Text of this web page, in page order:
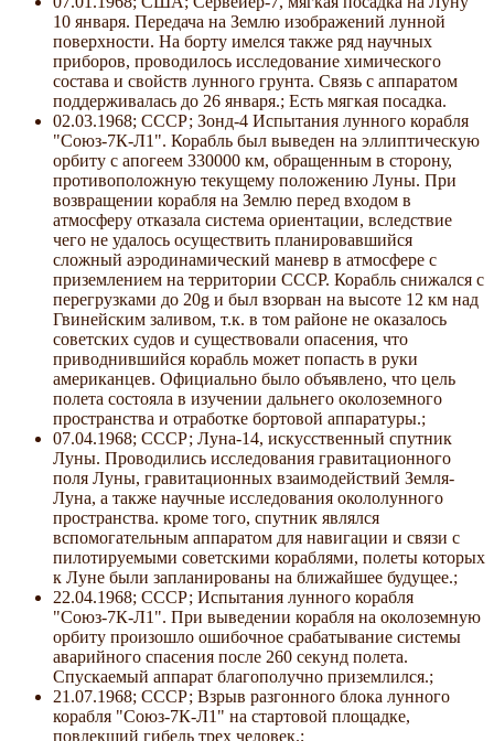
10 января. Передача на Землю изображений лунной
поверхности. На борту имелся также ряд научных
приборов, проводилось исследование химического
состава и свойств лунного грунта. Связь с аппаратом
поддерживалась до 26 января.; Есть мягкая посадка.
02.03.1968; СССР; Зонд-4 Испытания лунного корабля
"Союз-7К-Л1". Корабль был выведен на эллиптическую
орбиту с апогеем 330000 км, обращенным в сторону,
противоположную текущему положению Луны. При
возвращении корабля на Землю перед входом в
атмосферу отказала система ориентации, вследствие
чего не удалось осуществить планировавшийся
сложный аэродинамический маневр в атмосфере с
приземлением на территории СССР. Корабль снижался с
перегрузками до 20g и был взорван на высоте 12 км над
Гвинейским заливом, т.к. в том районе не оказалось
советских судов и существовали опасения, что
приводнившийся корабль может попасть в руки
американцев. Официально было объявлено, что цель
полета состояла в изучении дальнего околоземного
пространства и отработке бортовой аппаратуры.;
07.04.1968; СССР; Луна-14, искусственный спутник
Луны. Проводились исследования гравитационного
поля Луны, гравитационных взаимодействий Земля-
Луна, а также научные исследования окололунного
пространства. кроме того, спутник являлся
вспомогательным аппаратом для навигации и связи с
пилотируемыми советскими кораблями, полеты которых
к Луне были запланированы на ближайшее будущее.;
22.04.1968; СССР; Испытания лунного корабля
"Союз-7К-Л1". При выведении корабля на околоземную
орбиту произошло ошибочное срабатывание системы
аварийного спасения после 260 секунд полета.
Спускаемый аппарат благополучно приземлился.;
21.07.1968; СССР; Взрыв разгонного блока лунного
корабля "Союз-7К-Л1" на стартовой площадке,
повлекший гибель трех человек.;